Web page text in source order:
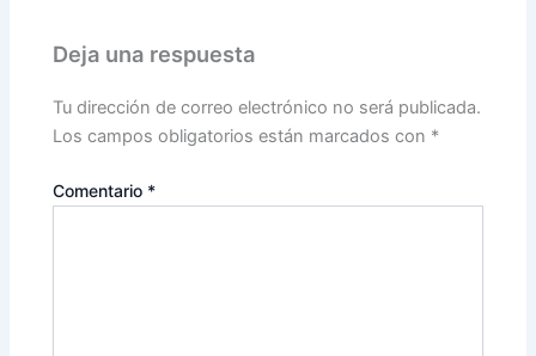
Deja una respuesta
Tu dirección de correo electrónico no será publicada.
Los campos obligatorios están marcados con *
Comentario *